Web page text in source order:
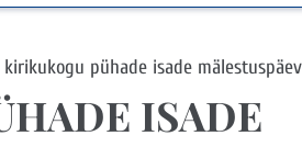
kirikukogu pühade isade mälestuspäev
ISADE